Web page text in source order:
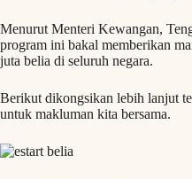
Menurut Menteri Kewangan,
program ini bakal memberikan
juta belia di seluruh negara.
Berikut dikongsikan lebih lanjut
untuk makluman kita bersama.